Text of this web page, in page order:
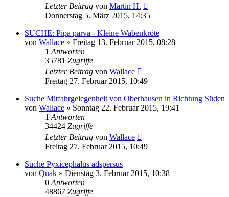
Letzter Beitrag von Martin H.
Donnerstag 5. März 2015, 14:35
SUCHE: Pipa parva - Kleine Wabenkröte
von Wallace » Freitag 13. Februar 2015, 08:28
1 Antworten
35781 Zugriffe
Letzter Beitrag von Wallace
Freitag 27. Februar 2015, 10:49
Suche Mitfahrgelegenheit von Oberhausen in Richtung Süden
von Wallace » Sonntag 22. Februar 2015, 19:41
1 Antworten
34424 Zugriffe
Letzter Beitrag von Wallace
Freitag 27. Februar 2015, 10:49
Suche Pyxicephalus adspersus
von Quak » Dienstag 3. Februar 2015, 10:38
0 Antworten
48867 Zugriffe